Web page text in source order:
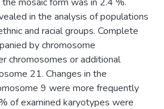
in the analysis of populations
and racial groups. Complete
by chromosome
chromosomes or additional
21. Changes in the
9 were more frequently
of examined karyotypes were